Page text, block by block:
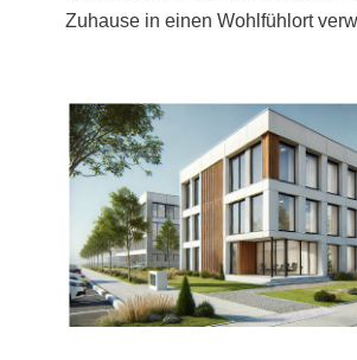
Zuhause in einen Wohlfühlort